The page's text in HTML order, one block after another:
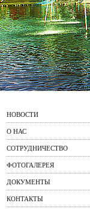
НОВОСТИ
О НАС
СОТРУДНИЧЕСТВО
ФОТОГАЛЕРЕЯ
ДОКУМЕНТЫ
КОНТАКТЫ